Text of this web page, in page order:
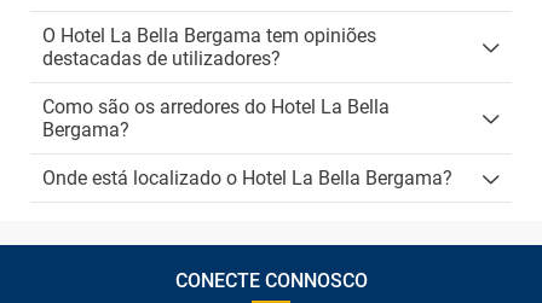
O Hotel La Bella Bergama tem opiniões
destacadas de utilizadores?
Como são os arredores do Hotel La Bella
Bergama?
Onde está localizado o Hotel La Bella Bergama?
CONECTE CONNOSCO